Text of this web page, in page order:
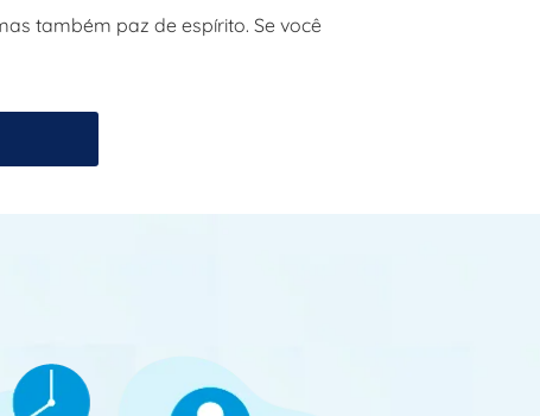
também paz de espírito. Se você